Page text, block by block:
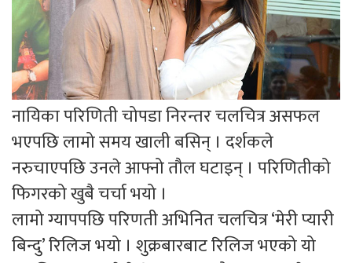
नायिका परिणिती चोपडा निरन्तर चलचित्र असफल
भएपछि लामो समय खाली बसिन् । दर्शकले
नरुचाएपछि उनले आफ्नो तौल घटाइन् । परिणितीको
फिगरको खुबै चर्चा भयो ।
लामो ग्यापपछि परिणती अभिनित चलचित्र ‘मेरी प्यारी
बिन्दु’ रिलिज भयो । शुक्रबारबाट रिलिज भएको यो